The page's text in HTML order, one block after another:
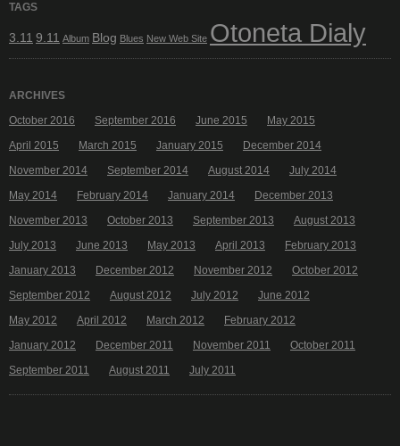
TAGS
3.11 9.11 Album Blog Blues New Web Site Otoneta Dialy
ARCHIVES
October 2016
September 2016 June 2015
May 2015
April 2015
March 2015 January 2015
December 2014
November 2014
September 2014 August 2014
July 2014
May 2014
February 2014 January 2014
December 2013
November 2013
October 2013 September 2013
August 2013
July 2013
June 2013 May 2013 April 2013
February 2013
January 2013
December 2012 November 2012
October 2012
September 2012
August 2012 July 2012
June 2012
May 2012
April 2012 March 2012
February 2012
January 2012
December 2011 November 2011
October 2011
September 2011
August 2011 July 2011